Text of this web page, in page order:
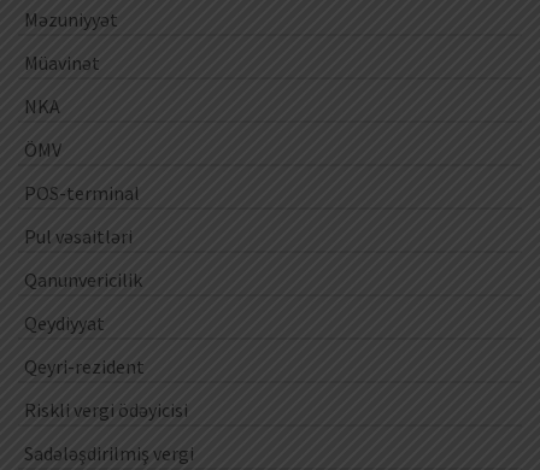
Məzuniyyət
Müavinət
NKA
ÖMV
POS-terminal
Pul vəsaitləri
Qanunvericilik
Qeydiyyat
Qeyri-rezident
Riskli vergi ödəyicisi
Sadələşdirilmiş vergi